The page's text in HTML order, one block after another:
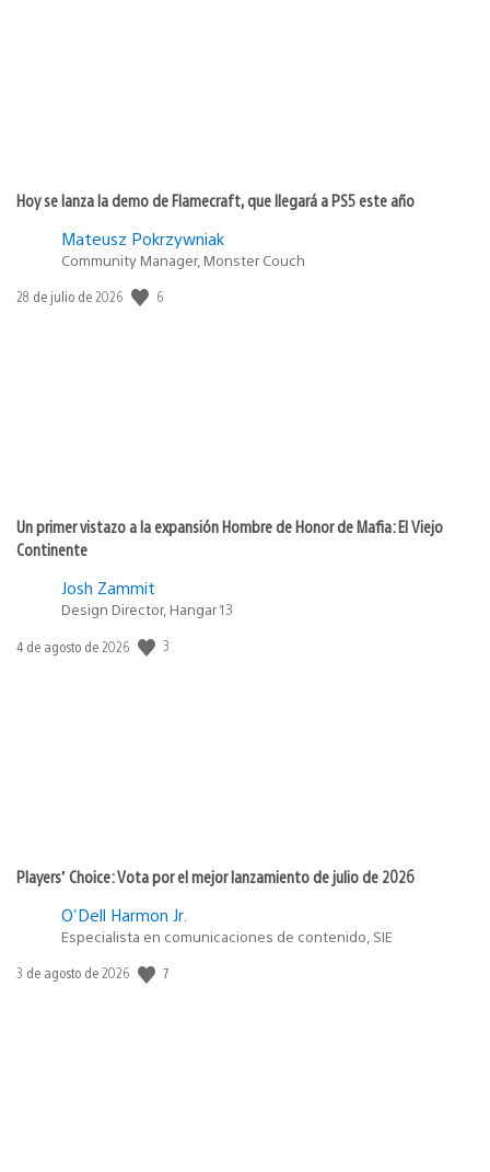
Hoy se lanza la demo de Flamecraft, que llegará a PS5 este año
Mateusz Pokrzywniak
Community Manager, Monster Couch
Fecha
28 de julio de 2026 6
Un primer vistazo a la expansión Hombre de Honor de Mafia: El Viejo
Continente
Josh Zammit
Design Director, Hangar 13
Fecha
4 de agosto de 2026 3
Players’ Choice: Vota por el mejor lanzamiento de julio de 2026
O'Dell Harmon Jr.
Especialista en comunicaciones de contenido, SIE
Fecha
3 de agosto de 2026 7